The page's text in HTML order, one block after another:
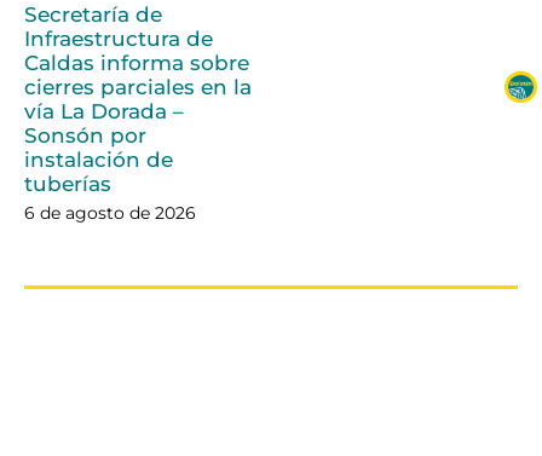
Secretaría de
Infraestructura de
Caldas informa sobre
cierres parciales en la
vía La Dorada –
Sonsón por
instalación de
tuberías
6 de agosto de 2026